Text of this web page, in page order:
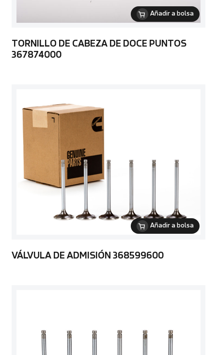
Añadir a bolsa
TORNILLO DE CABEZA DE DOCE PUNTOS
367874000
Añadir a bolsa
VÁLVULA DE ADMISIÓN 368599600